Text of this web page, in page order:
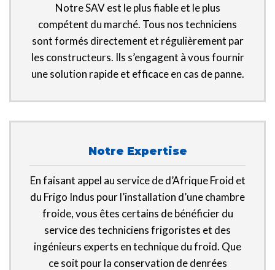
Notre SAV est le plus fiable et le plus
compétent du marché. Tous nos techniciens
sont formés directement et régulièrement par
les constructeurs. Ils s’engagent à vous fournir
une solution rapide et efficace en cas de panne.
Notre Expertise
En faisant appel au service de d’Afrique Froid et
du Frigo Indus pour l’installation d’une chambre
froide, vous êtes certains de bénéficier du
service des techniciens frigoristes et des
ingénieurs experts en technique du froid. Que
ce soit pour la conservation de denrées